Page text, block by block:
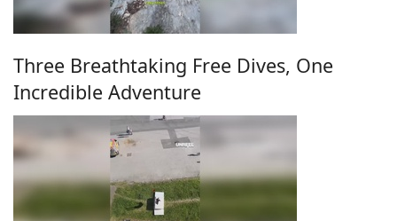
Three Breathtaking Free Dives, One
Incredible Adventure